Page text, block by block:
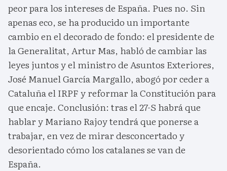
peor para los intereses de España. Pues no. Sin
apenas eco, se ha producido un importante
cambio en el decorado de fondo: el presidente de
la Generalitat, Artur Mas, habló de cambiar las
leyes juntos y el ministro de Asuntos Exteriores,
José Manuel García Margallo, abogó por ceder a
Cataluña el IRPF y reformar la Constitución para
que encaje. Conclusión: tras el 27-S habrá que
hablar y Mariano Rajoy tendrá que ponerse a
trabajar, en vez de mirar desconcertado y
desorientado cómo los catalanes se van de
España.